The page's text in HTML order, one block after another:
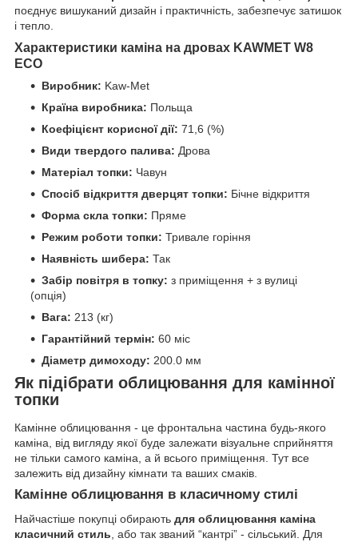
поєднує вишуканий дизайн і практичність, забезпечує затишок
і тепло.
Характеристики каміна на дровах KAWMET W8
EСO
Виробник: Kaw-Met
Країна виробника: Польща
Коефіцієнт корисної дії: 71,6 (%)
Види твердого палива: Дрова
Матеріал топки: Чавун
Спосіб відкриття дверцят топки: Бічне відкриття
Форма скла топки: Пряме
Режим роботи топки: Тривале горіння
Наявність шибера: Так
Забір повітря в топку: з приміщення + з вулиці
(опція)
Вага: 213 (кг)
Гарантійний термін: 60 міс
Діаметр димоходу: 200.0 мм
Як підібрати облицювання для камінної
топки
Камінне облицювання - це фронтальна частина будь-якого
каміна, від вигляду якої буде залежати візуальне сприйняття
не тільки самого каміна, а й всього приміщення. Тут все
залежить від дизайну кімнати та ваших смаків.
Камінне облицювання в класичному стилі
Найчастіше покупці обирають для облицювання каміна
класичний стиль , або так званий “кантрі” - сільський. Для